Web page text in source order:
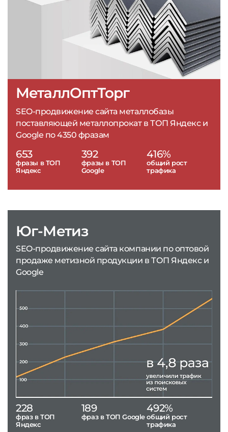
МеталлОптТорг
SEO-продвижение сайта металлобазы
поставляющей металлопрокат в ТОП Яндекс и
Google по 4350 фразам
653
фразы в ТОП
Яндекс
392
фразы в ТОП
Google
416%
общий рост
трафика
Юг-Метиз
SEO-продвижение сайта компании по оптовой
продаже метизной продукции в ТОП Яндекс и
Google
228
фраз в ТОП
Яндекс
189
фраз в ТОП Google
492%
общий рост
трафика